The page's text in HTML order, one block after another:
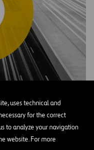
uses technical and
for the correct
to analyze your navigation
website. For more